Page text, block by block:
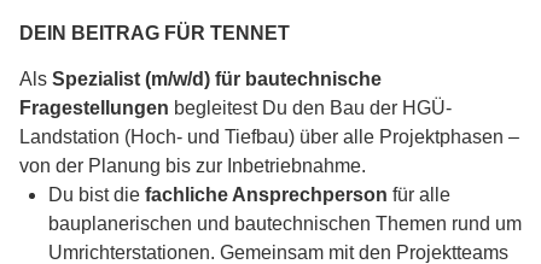
DEIN BEITRAG FÜR TENNET
Als Spezialist (m/w/d) für bautechnische
Fragestellungen begleitest Du den Bau der HGÜ-
Landstation (Hoch- und Tiefbau) über alle Projektphasen –
von der Planung bis zur Inbetriebnahme.
Du bist die fachliche Ansprechperson für alle
bauplanerischen und bautechnischen Themen rund um
Umrichterstationen. Gemeinsam mit den Projektteams